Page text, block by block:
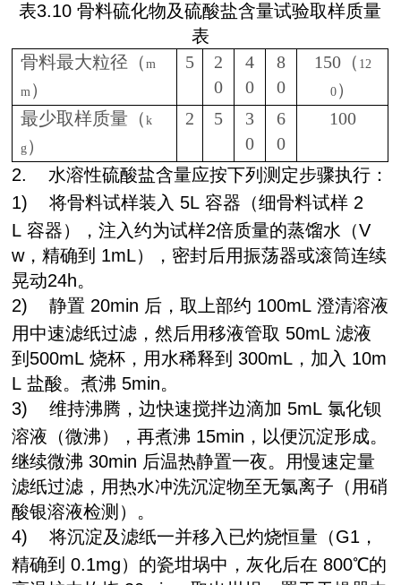
表3.10骨料硫化物及硫酸盐含量试验取样质量
表
骨料最大粒径（m
m ）
5
2
0
4
0
8
0
150（ 12
0 ）
最少取样质量（k
g ）
2 5
3
0
6
0
100
2.
水溶性硫酸盐含量应按下列测定步骤执行：
1)
将骨料试样装入 5L容器（细骨料试样 2
L容器），注入约为试样2倍质量的蒸馏水（V
w，精确到 1mL），密封后用振荡器或滚筒连续
晃动24h。
2)
静置 20min 后，取上部约 100mL澄清溶液
用中速滤纸过滤，然后用移液管取 50mL滤液
到 500mL烧杯，用水稀释到 300mL ，加入 10m
L盐酸。煮沸 5min。
3)
维持沸腾，边快速搅拌边滴加 5mL氯化钡
溶液（微沸），再煮沸 15min ，以便沉淀形成。
继续微沸 30min 后温热静置一夜。用慢速定量
滤纸过滤，用热水冲洗沉淀物至无氯离子（用硝
酸银溶液检测）。
4)
将沉淀及滤纸一并移入已灼烧恒量（G1 ，
精确到 0.1mg）的瓷坩埚中，灰化后在 800℃的